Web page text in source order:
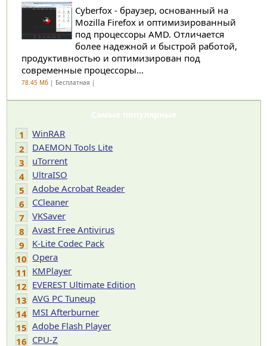
Cyberfox - браузер, основанный на
Mozilla Firefox и оптимизированный
под процессоры AMD. Отличается
более надежной и быстрой работой,
продуктивностью и оптимизирован под
современные процессоры...
78.45 Мб| Бесплатная |
Самые популярные
1
WinRAR
2
DAEMON Tools Lite
3
uTorrent
4
UltraISO
5
Adobe Acrobat Reader
6
CCleaner
7
VKSaver
8
Avast Free Antivirus
9
K-Lite Codec Pack
10 Opera
11 KMPlayer
12 EVEREST Ultimate Edition
13 AVG PC Tuneup
14 MSI Afterburner
15 Adobe Flash Player
16 CPU-Z